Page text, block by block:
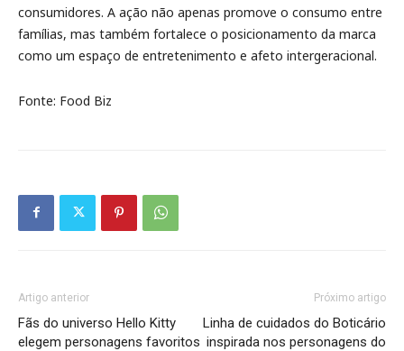
consumidores. A ação não apenas promove o consumo entre
famílias, mas também fortalece o posicionamento da marca
como um espaço de entretenimento e afeto intergeracional.
Fonte: Food Biz
Artigo anterior
Fãs do universo Hello Kitty
elegem personagens favoritos
Próximo artigo
Linha de cuidados do Boticário
inspirada nos personagens do